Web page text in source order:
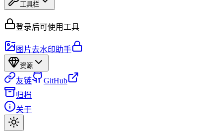
工具栏
登录后可使用工具
图片去水印助手
资源
友链
GitHub
归档
关于